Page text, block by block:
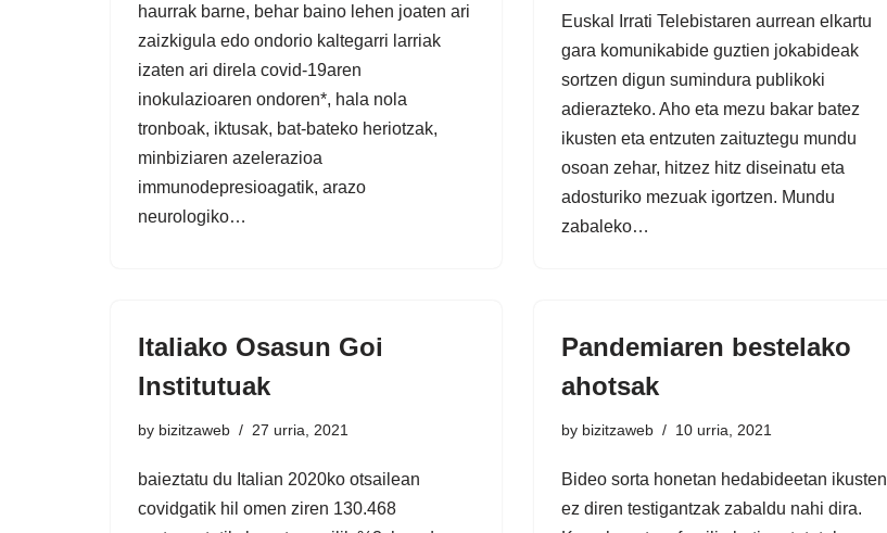
haurrak barne, behar baino lehen joaten ari
zaizkigula edo ondorio kaltegarri larriak
izaten ari direla covid-19aren
inokulazioaren ondoren*, hala nola
tronboak, iktusak, bat-bateko heriotzak,
minbiziaren azelerazioa
immunodepresioagatik, arazo
neurologiko…
Euskal Irrati Telebistaren aurrean elkartu
gara komunikabide guztien jokabideak
sortzen digun sumindura publikoki
adierazteko. Aho eta mezu bakar batez
ikusten eta entzuten zaituztegu mundu
osoan zehar, hitzez hitz diseinatu eta
adosturiko mezuak igortzen. Mundu
zabaleko…
Italiako Osasun Goi
Institutuak
by bizitzaweb 27 urria, 2021
baieztatu du Italian 2020ko otsailean
covidgatik hil omen ziren 130.468
Pandemiaren bestelako
ahotsak
by bizitzaweb 10 urria, 2021
Bideo sorta honetan hedabideetan ikusten
ez diren testigantzak zabaldu nahi dira.